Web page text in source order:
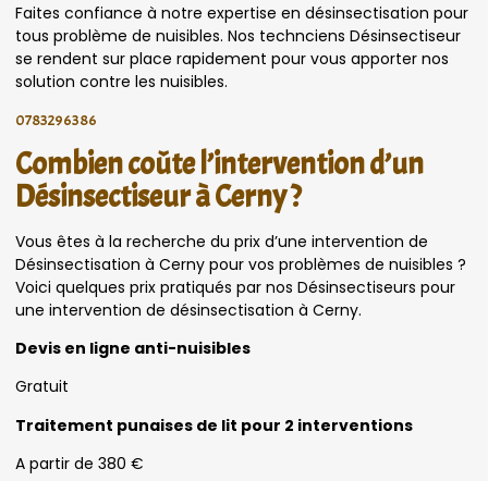
Faites confiance à notre expertise en désinsectisation pour
tous problème de nuisibles. Nos technciens Désinsectiseur
se rendent sur place rapidement pour vous apporter nos
solution contre les nuisibles.
0783296386
Combien coûte l’intervention d’un
Désinsectiseur à Cerny ?
Vous êtes à la recherche du prix d’une intervention de
Désinsectisation à Cerny pour vos problèmes de nuisibles ?
Voici quelques prix pratiqués par nos Désinsectiseurs pour
une intervention de désinsectisation à Cerny.
Devis en ligne anti-nuisibles
Gratuit
Traitement punaises de lit pour 2 interventions
A partir de 380 €